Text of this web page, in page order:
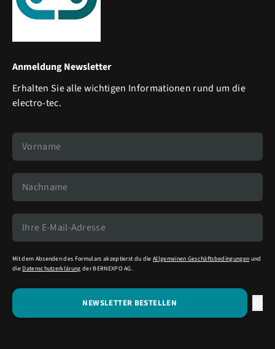
Anmeldung Newsletter
Erhalten Sie alle wichtigen Informationen rund um die
electro-tec.
Mit dem Absenden des Formulars akzeptierst du dieAllgemeinen Geschäftsbedingungen und
die Datenschutzerklärung der BERNEXPO AG.